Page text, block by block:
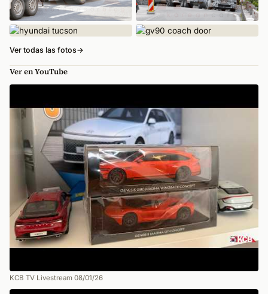
Ver todas las fotos→
Ver en YouTube
KCB TV Livestream 08/01/26